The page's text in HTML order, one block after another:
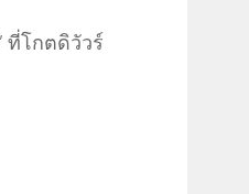
ที่โกตดิวัวร์